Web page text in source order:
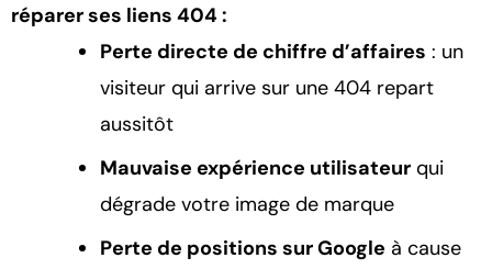
réparer ses liens 404 :
Perte directe de chiffre d’affaires : un
visiteur qui arrive sur une 404 repart
aussitôt
Mauvaise expérience utilisateur qui
dégrade votre image de marque
Perte de positions sur Google à cause